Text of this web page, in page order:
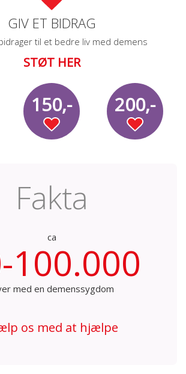
GIV ET BIDRAG
til et bedre liv med demens
STØT HER
150,- 200,-
Fakta
ca
100.000
med en demenssygdom
os med at hjælpe